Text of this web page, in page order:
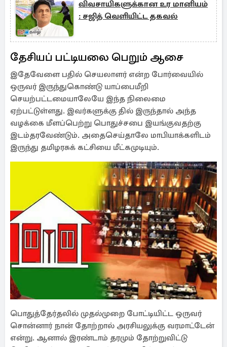
விவசாயிகளுக்கான உர மானியம்
: சஜித் வெளியிட்ட தகவல்
தேசியப் பட்டியலை பெறும் ஆசை
இதேவேளை பதில் செயலாளர் என்ற போர்வையில்
ஒருவர் இருந்துகொண்டு யாப்பைமீறி
செயற்பட்டமையாலேயே இந்த நிலைமை
ஏற்பட்டுள்ளது. இவர்களுக்கு தில் இருந்தால் அந்த
வழக்கை மீளப்பெற்று பொதுச்சபை இயங்குவதற்கு
இடம்தரவேண்டும். அதைசெய்தாலே மாபியாக்களிடம்
இருந்து தமிழரசுக் கட்சியை மீட்கமுடியும்.
பொதுத்தேர்தலில் முதல்முறை போட்டியிட்ட ஒருவர்
சொன்னார் நான் தோற்றால் அரசியலுக்கு வரமாட்டேன்
என்று. ஆனால் இரண்டாம் தரமும் தோற்றுவிட்டு